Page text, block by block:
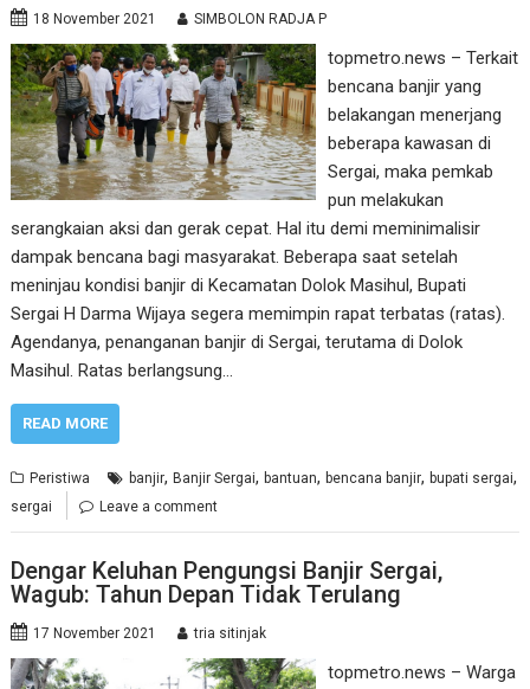
18 November 2021 SIMBOLON RADJA P
topmetro.news – Terkait
bencana banjir yang
belakangan menerjang
beberapa kawasan di
Sergai, maka pemkab
pun melakukan
serangkaian aksi dan gerak cepat. Hal itu demi meminimalisir
dampak bencana bagi masyarakat. Beberapa saat setelah
meninjau kondisi banjir di Kecamatan Dolok Masihul, Bupati
Sergai H Darma Wijaya segera memimpin rapat terbatas (ratas).
Agendanya, penanganan banjir di Sergai, terutama di Dolok
Masihul. Ratas berlangsung…
READ MORE
Peristiwa banjir,Banjir Sergai,bantuan,bencana banjir,bupati sergai,
sergai Leave a comment
Dengar Keluhan Pengungsi Banjir Sergai,
Wagub: Tahun Depan Tidak Terulang
17 November 2021 tria sitinjak
topmetro.news – Warga